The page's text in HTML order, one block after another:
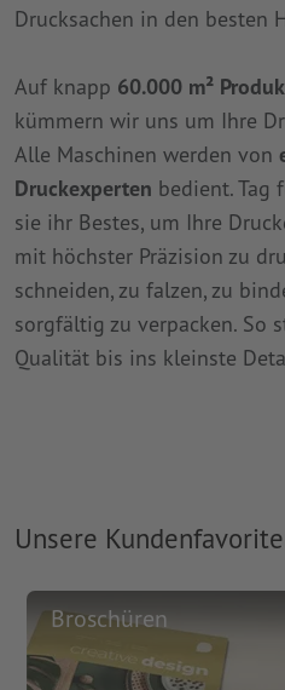
Drucksachen in den besten
Auf knapp 60.000 m²
kümmern wir uns um Ihre
Alle Maschinen werden von
Druckexperten bedient. Tag
sie ihr Bestes, um Ihre
mit höchster Präzision zu
schneiden, zu falzen, zu
sorgfältig zu verpacken. So
Qualität bis ins kleinste
Unsere
Broschüren